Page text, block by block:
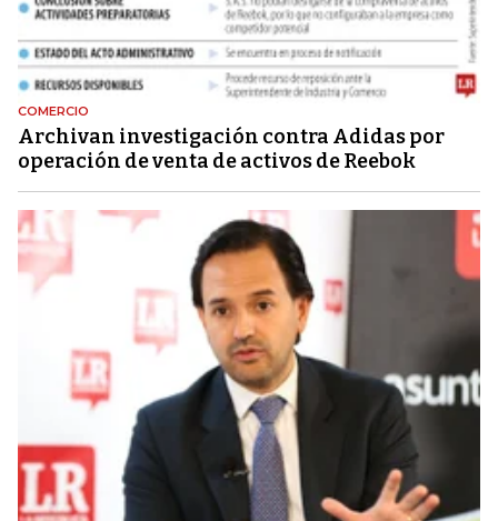
COMERCIO
Archivan investigación contra Adidas por
operación de venta de activos de Reebok